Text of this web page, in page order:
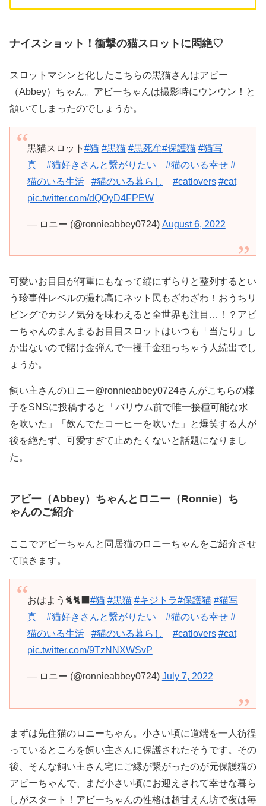
ナイスショット！衝撃の猫スロットに悶絶♡
スロットマシンと化したこちらの黒猫さんはアビー
（Abbey）ちゃん。アビーちゃんは撮影時にウンウン！と
頷いてしまったのでしょうか。
黒猫スロット #猫 #黒猫 #黒死牟#保護猫 #猫写
真
#猫好きさんと繋がりたい #猫のいる幸せ #
猫のいる生活
#猫のいる暮らし #catlovers #cat
pic.twitter.com/dQOyD4FPEW
— ロニー (@ronnieabbey0724) August 6, 2022
可愛いお目目が何重にもなって縦にずらりと整列するとい
う珍事件レベルの撮れ高にネット民もざわざわ！おうちリ
ビングでカジノ気分を味わえると全世界も注目…！？アビ
ーちゃんのまんまるお目目スロットはいつも「当たり」し
か出ないので賭け金弾んで一攫千金狙っちゃう人続出でし
ょうか。
飼い主さんのロニー@ronnieabbey0724さんがこちらの様
子をSNSに投稿すると「バリウム前で唯一接種可能な水
を吹いた」「飲んでたコーヒーを吹いた」と爆笑する人が
後を絶たず、可愛すぎて止めたくないと話題になりまし
た。
アビー（Abbey）ちゃんとロニー（Ronnie）ち
ゃんのご紹介
ここでアビーちゃんと同居猫のロニーちゃんをご紹介させ
て頂きます。
おはよう🐈🐈‍⬛ #猫 #黒猫 #キジトラ#保護猫 #猫写
真
#猫好きさんと繋がりたい #猫のいる幸せ #
猫のいる生活
#猫のいる暮らし #catlovers #cat
pic.twitter.com/9TzNNXWSvP
— ロニー (@ronnieabbey0724) July 7, 2022
まずは先住猫のロニーちゃん。小さい頃に道端を一人彷徨
っているところを飼い主さんに保護されたそうです。その
後、そんな飼い主さん宅にご縁が繋がったのが元保護猫の
アビーちゃんで、まだ小さい頃にお迎えされて幸せな暮ら
しがスタート！アビーちゃんの性格は超甘えん坊で夜は毎